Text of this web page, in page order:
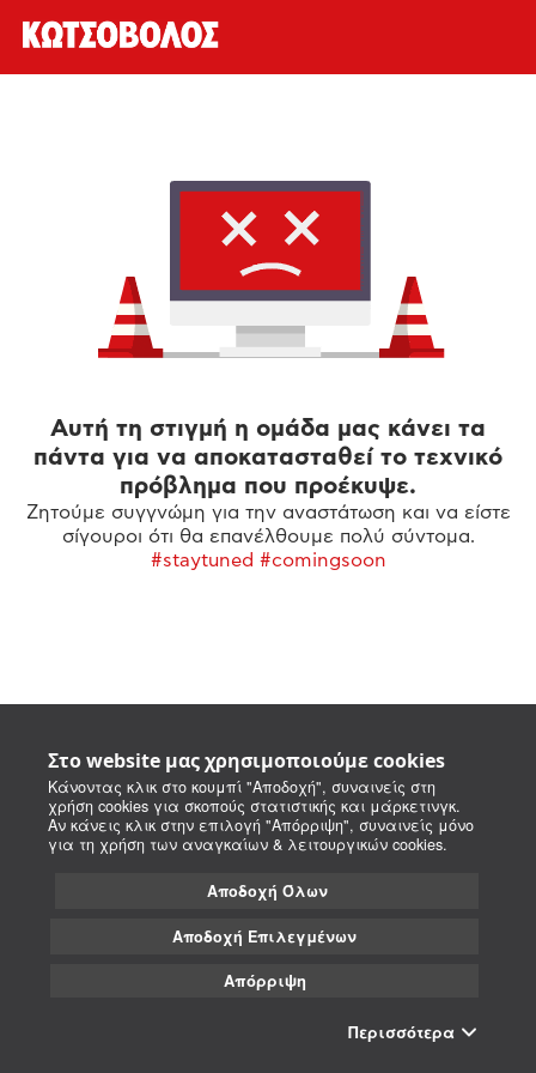
Στο website μας χρησιμοποιούμε cookies
Κάνοντας κλικ στο κουμπί "Αποδοχή", συναινείς στη
χρήση cookies για σκοπούς στατιστικής και μάρκετινγκ.
Αν κάνεις κλικ στην επιλογή "Απόρριψη", συναινείς μόνο
για τη χρήση των αναγκαίων & λειτουργικών cookies.
Αποδοχή Όλων
Αποδοχή Επιλεγμένων
Απόρριψη
Περισσότερα
Αυτή τη στιγμή η ομάδα μας κάνει τα
πάντα για να αποκατασταθεί το τεχνικό
πρόβλημα που προέκυψε.
Ζητούμε συγγνώμη για την αναστάτωση και να είστε
σίγουροι ότι θα επανέλθουμε πολύ σύντομα.
#staytuned #comingsoon